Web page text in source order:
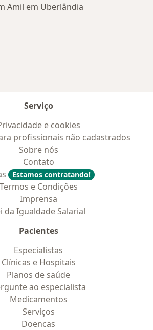
Amil em Uberlândia
Serviço
e cookies
profissionais não cadastrados
Sobre nós
Contato
Estamos contratando!
Termos e Condições
Imprensa
da Igualdade Salarial
Pacientes
Especialistas
Clínicas e Hospitais
Planos de saúde
ao especialista
Medicamentos
Serviços
Doencas